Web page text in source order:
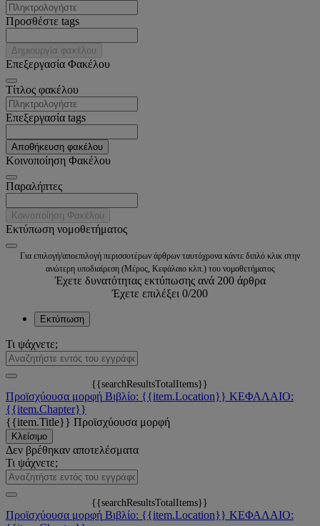
Προσθέστε tags
Δημιουργία φακέλου
Επεξεργασία Φακέλου
Tίτλος φακέλου
Επεξεργασία tags
Αποθήκευση φακέλου
Κοινοποίηση Φακέλου
Παραλήπτες
Κοινοποίηση Φακέλου
Εκτύπωση νομοθετήματος
Για επιλογή/αποεπιλογή περισσοτέρων άρθρων ταυτόχρονα κάντε διπλό κλικ στην
ανώτερη υποδιαίρεση (Μέρος, Κεφάλαιο κλπ.) του νομοθετήματος
Έχετε δυνατότητας εκτύπωσης ανά 200 άρθρα
Έχετε επιλέξει 0/200
Εκτύπωση
Τι ψάχνετε;
{{searchResultsTotalItems}}
Προϊσχύουσα μορφή Βιβλίο: {{item.Location}} ΚΕΦΑΛΑΙΟ:
{{item.Chapter}}
{{item.Title}} Προϊσχύουσα μορφή
Κλείσιμο
Δεν βρέθηκαν αποτελέσματα
Τι ψάχνετε;
{{searchResultsTotalItems}}
Προϊσχύουσα μορφή Βιβλίο: {{item.Location}} ΚΕΦΑΛΑΙΟ: